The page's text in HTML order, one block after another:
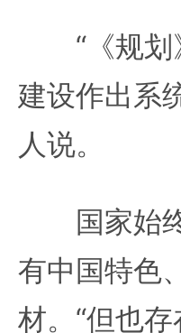
“《规划
建设作出系
人说。
国家始终
有中国特色
材。“但也